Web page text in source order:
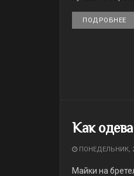
ПОДРОБНЕЕ
Как
ПОНЕДЕЛЬНИК,
Майки на